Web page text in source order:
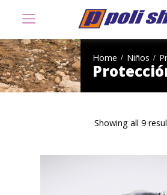
Home Niños
Showing all 9